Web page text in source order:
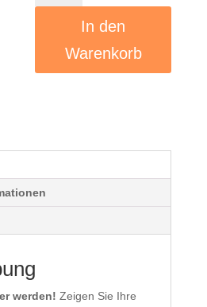
lauter
start.button.jetzt
In den
Warenkorb
werden! Zeigen Sie Ihre